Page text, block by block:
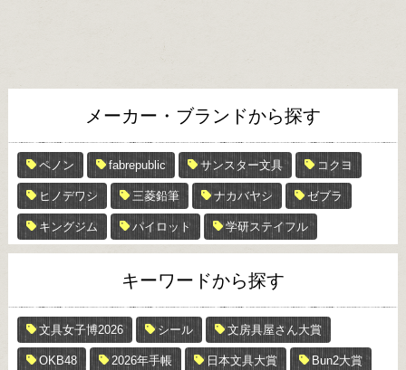
メーカー・ブランドから探す
ペノン fabrepublic サンスター文具 コクヨ
ヒノデワシ 三菱鉛筆 ナカバヤシ ゼブラ
キングジム パイロット 学研ステイフル
キーワードから探す
文具女子博2026 シール 文房具屋さん大賞
OKB48 2026年手帳 日本文具大賞 Bun2大賞